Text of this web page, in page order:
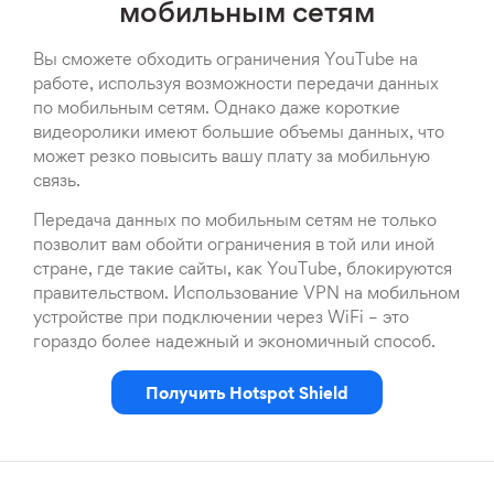
мобильным сетям
Вы сможете обходить ограничения YouTube на
работе, используя возможности передачи данных
по мобильным сетям. Однако даже короткие
видеоролики имеют большие объемы данных, что
может резко повысить вашу плату за мобильную
связь.
Передача данных по мобильным сетям не только
позволит вам обойти ограничения в той или иной
стране, где такие сайты, как YouTube, блокируются
правительством. Использование VPN на мобильном
устройстве при подключении через WiFi – это
гораздо более надежный и экономичный способ.
Получить Hotspot Shield